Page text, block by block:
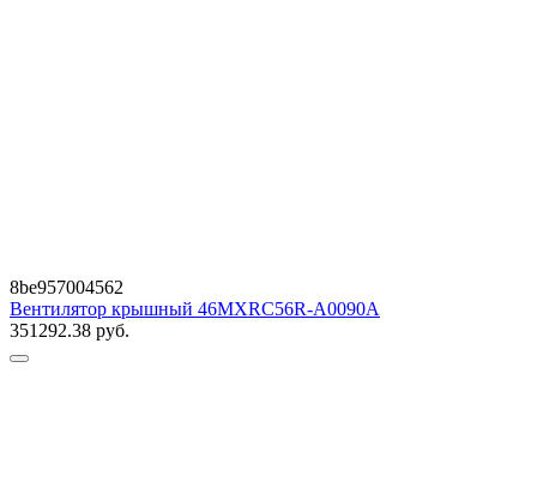
8be957004562
Вентилятор крышный 46MXRC56R-A0090A
351292.38 руб.